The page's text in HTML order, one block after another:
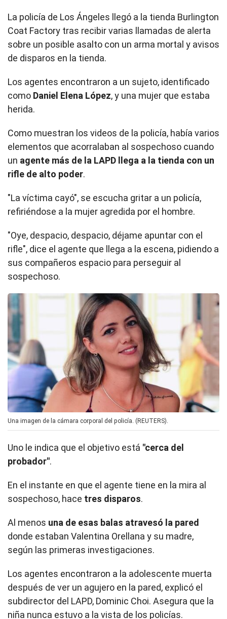
La policía de Los Ángeles llegó a la tienda Burlington
Coat Factory tras recibir varias llamadas de alerta
sobre un posible asalto con un arma mortal y avisos
de disparos en la tienda.
Los agentes encontraron a un sujeto, identificado
como Daniel Elena López, y una mujer que estaba
herida.
Como muestran los videos de la policía, había varios
elementos que acorralaban al sospechoso cuando
un agente más de la LAPD llega a la tienda con un
rifle de alto poder.
"La víctima cayó", se escucha gritar a un policía,
refiriéndose a la mujer agredida por el hombre.
"Oye, despacio, despacio, déjame apuntar con el
rifle", dice el agente que llega a la escena, pidiendo a
sus compañeros espacio para perseguir al
sospechoso.
Una imagen de la cámara corporal del policía. (REUTERS).
Uno le indica que el objetivo está "cerca del
probador".
En el instante en que el agente tiene en la mira al
sospechoso, hace tres disparos.
Al menos una de esas balas atravesó la pared
donde estaban Valentina Orellana y su madre,
según las primeras investigaciones.
Los agentes encontraron a la adolescente muerta
después de ver un agujero en la pared, explicó el
subdirector del LAPD, Dominic Choi. Asegura que la
niña nunca estuvo a la vista de los policías.